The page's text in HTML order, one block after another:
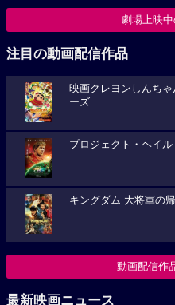
劇場上映
注目の動画配信作品
映画クレヨンしんち
ーズ
プロジェクト・ヘイ
キングダム 大将軍の
動画配信作
最新映画ニュース